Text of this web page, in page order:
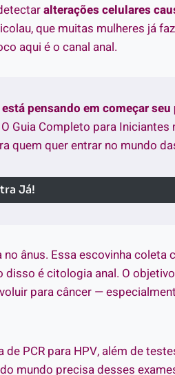
alterações celulares
que muitas mulheres já
aqui é o canal anal.
pensando em começar
Guia Completo para
quem quer entrar no mundo
Já!
ânus. Essa escovinha coleta
é citologia anal. O
para câncer —
PCR para HPV, além de
mundo precisa desses